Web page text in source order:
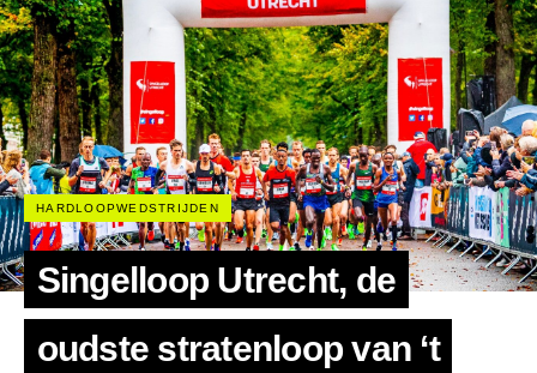
HARDLOOPWEDSTRIJDEN
Singelloop Utrecht, de
oudste stratenloop van ‘t